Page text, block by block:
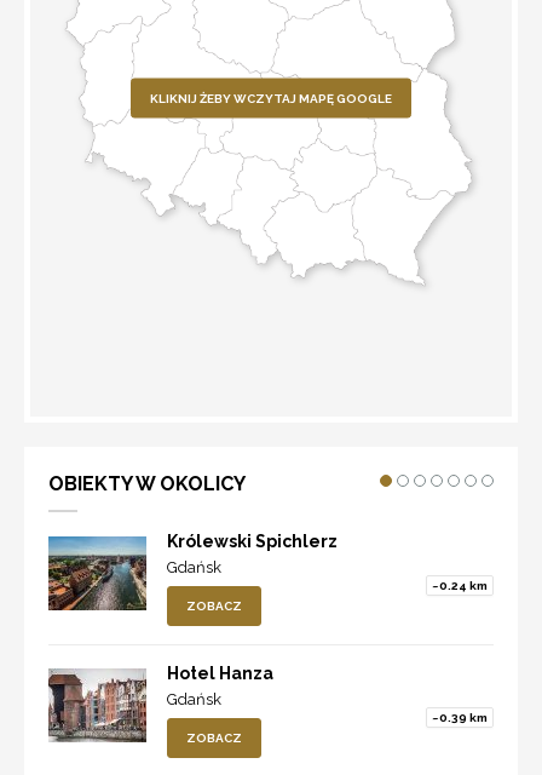
KLIKNIJ ŻEBY WCZYTAJ MAPĘ GOOGLE
OBIEKTY W OKOLICY
Królewski Spichlerz
Gdańsk
~0.24 km
ZOBACZ
Hotel Hanza
Gdańsk
~0.39 km
ZOBACZ